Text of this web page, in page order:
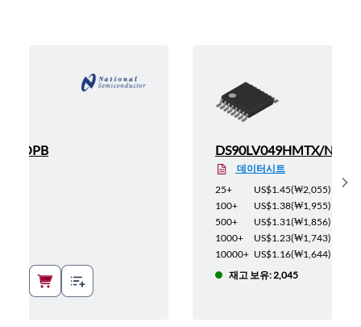
NOPB DS90LV049HMTX/NOPB
데이터시트
25+
US$1.45(₩2,055)
100+
US$1.38(₩1,955)
500+
US$1.31(₩1,856)
1000+
US$1.23(₩1,743)
10000+ US$1.16(₩1,644)
재고 보유: 2,045